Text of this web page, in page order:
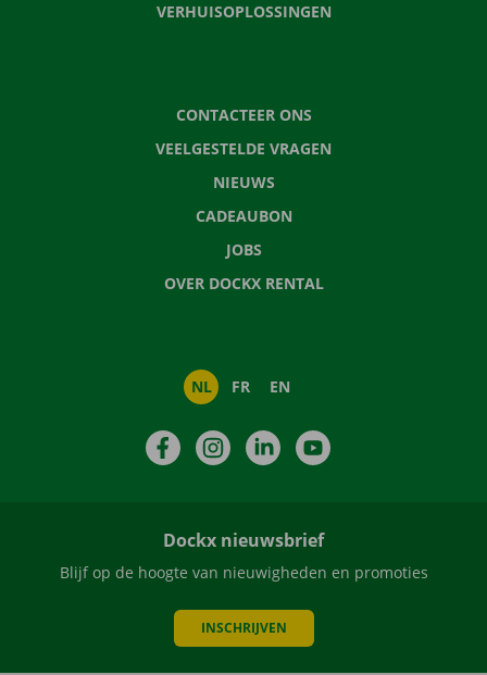
VERHUISOPLOSSINGEN
CONTACTEER ONS
VEELGESTELDE VRAGEN
NIEUWS
CADEAUBON
JOBS
OVER DOCKX RENTAL
NL FR EN
FacebookInstagramLinkedIn
Dockx nieuwsbrief
Blijf op de hoogte van nieuwigheden en promoties
INSCHRIJVEN